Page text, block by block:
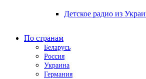
Детское радио из
По странам
Беларусь
Россия
Украина
Германия